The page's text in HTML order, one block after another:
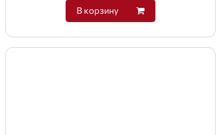
В корзину